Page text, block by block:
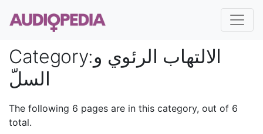
Category:الالتهاب الرئوي و
السلّ
The following 6 pages are in this category, out of 6
total.